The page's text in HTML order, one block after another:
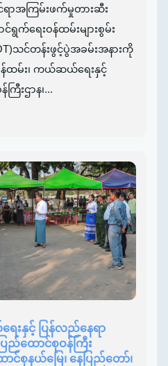
ာအကြမ်းဖက်မှုတားဆီး
က်ရေးဝန်ထမ်းများစွမ်း
သင်တန်းဖွင့်ပွဲအခမ်းအနားကို
ထမ်း၊ ကယ်ဆယ်ရေးနှင့်
ြီးဌာန၊...
းနှင့် ပြန်လည်နေရာ
ပြည်ထောင်စုဝန်ကြီး
င်စုနယ်မြေ၊ နေပြည်တော်၊